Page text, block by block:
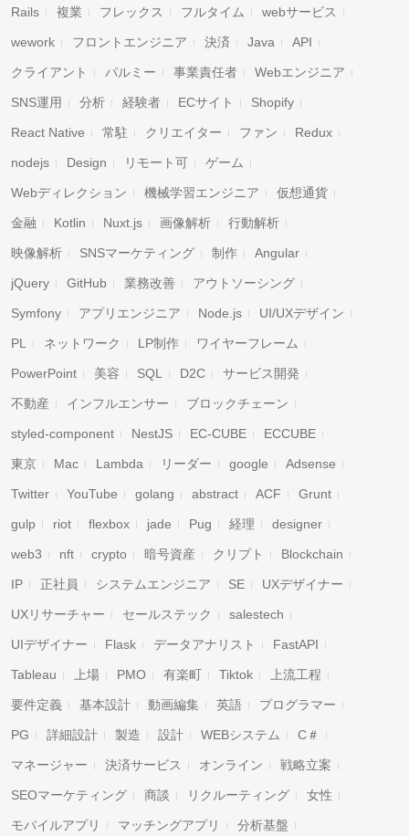
Rails 複業 フレックス フルタイム webサービス
wework フロントエンジニア 決済 Java API
クライアント パルミー 事業責任者 Webエンジニア
SNS運用 分析 経験者 ECサイト Shopify
React Native 常駐 クリエイター ファン Redux
nodejs Design リモート可 ゲーム
Webディレクション 機械学習エンジニア 仮想通貨
金融 Kotlin Nuxt.js 画像解析 行動解析
映像解析 SNSマーケティング 制作 Angular
jQuery GitHub 業務改善 アウトソーシング
Symfony アプリエンジニア Node.js UI/UXデザイン
PL ネットワーク LP制作 ワイヤーフレーム
PowerPoint 美容 SQL D2C サービス開発
不動産 インフルエンサー ブロックチェーン
styled-component NestJS EC-CUBE ECCUBE
東京 Mac Lambda リーダー google Adsense
Twitter YouTube golang abstract ACF Grunt
gulp riot flexbox jade Pug 経理 designer
web3 nft crypto 暗号資産 クリプト Blockchain
IP 正社員 システムエンジニア SE UXデザイナー
UXリサーチャー セールステック salestech
UIデザイナー Flask データアナリスト FastAPI
Tableau 上場 PMO 有楽町 Tiktok 上流工程
要件定義 基本設計 動画編集 英語 プログラマー
PG 詳細設計 製造 設計 WEBシステム C＃
マネージャー 決済サービス オンライン 戦略立案
SEOマーケティング 商談 リクルーティング 女性
モバイルアプリ マッチングアプリ 分析基盤